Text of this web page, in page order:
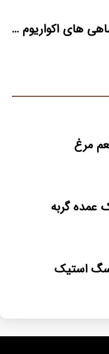
قیمت خرید غذای ماهی های اکواریوم تزئینی
مرغ
عمده گربه
سگ استیک